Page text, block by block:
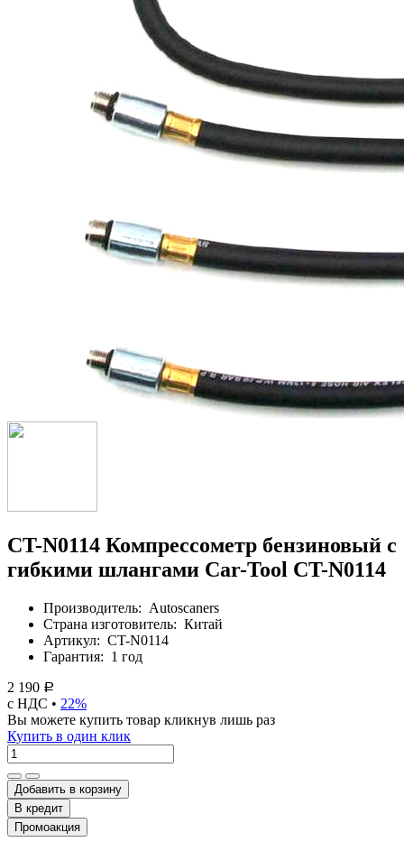
CT-N0114 Компрессометр бензиновый с
гибкими шлангами Car-Tool CT-N0114
Производитель: Autoscaners
Страна изготовитель: Китай
Артикул: CT-N0114
Гарантия: 1 год
2 190 Р
с НДС • 22%
Вы можете купить товар кликнув лишь раз
Купить в один клик
Добавить в корзину